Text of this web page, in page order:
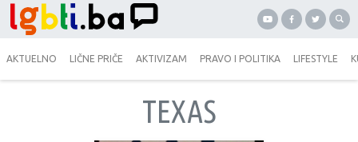
AKTUELNO LIČNE PRIČE AKTIVIZAM PRAVO I POLITIKA LIFESTYLE
TEXAS